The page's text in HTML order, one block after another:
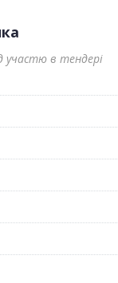
участю в тендері